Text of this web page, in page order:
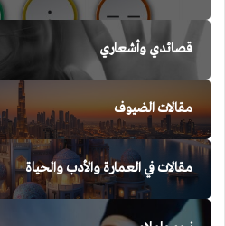
قصائدي وأشعاري
مقالات الضيوف
مقالات في العمارة والأدب والحياة